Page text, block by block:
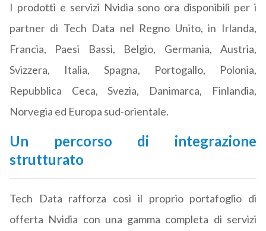
I prodotti e servizi Nvidia sono ora disponibili per i
partner di Tech Data nel Regno Unito, in Irlanda,
Francia, Paesi Bassi, Belgio, Germania, Austria,
Svizzera, Italia, Spagna, Portogallo, Polonia,
Repubblica Ceca, Svezia, Danimarca, Finlandia,
Norvegia ed Europa sud-orientale.
Un percorso di integrazione
strutturato
Tech Data rafforza così il proprio portafoglio di
offerta Nvidia con una gamma completa di servizi